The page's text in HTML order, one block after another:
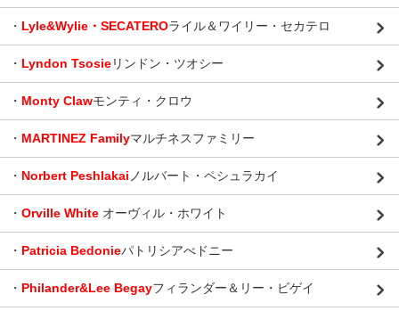
・ Lyle&Wylie・SECATEROライル＆ワイリー・セカテロ
・ Lyndon Tsosieリンドン・ツオシー
・ Monty Clawモンティ・クロウ
・ MARTINEZ Familyマルチネスファミリー
・ Norbert Peshlakai ノルバート・ペシュラカイ
・ Orville White オーヴィル・ホワイト
・ Patricia Bedonieパトリシアべドニー
・ Philander&Lee Begayフィランダー＆リー・ビゲイ